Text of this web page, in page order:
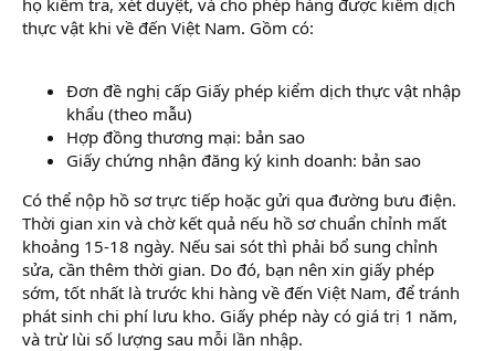
họ kiểm tra, xét duyệt, và cho phép hàng được kiểm dịch
thực vật khi về đến Việt Nam. Gồm có:
Đơn đề nghị cấp Giấy phép kiểm dịch thực vật nhập
khẩu (theo mẫu)
Hợp đồng thương mại: bản sao
Giấy chứng nhận đăng ký kinh doanh: bản sao
Có thể nộp hồ sơ trực tiếp hoặc gửi qua đường bưu điện.
Thời gian xin và chờ kết quả nếu hồ sơ chuẩn chỉnh mất
khoảng 15-18 ngày. Nếu sai sót thì phải bổ sung chỉnh
sửa, cần thêm thời gian. Do đó, bạn nên xin giấy phép
sớm, tốt nhất là trước khi hàng về đến Việt Nam, để tránh
phát sinh chi phí lưu kho. Giấy phép này có giá trị 1 năm,
và trừ lùi số lượng sau mỗi lần nhập.